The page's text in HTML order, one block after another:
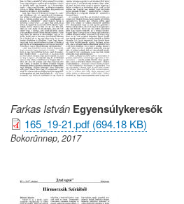
Farkas István Egyensúlykeresők
165_19-21.pdf (694.18 KB)
Bokorünnep, 2017